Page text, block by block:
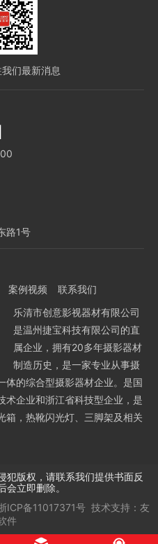
们最新消息
路1号
案例视频
联系我们
乐清市创意影视器材有限公司
是温州捷宝科技有限公司的直
属企业，拥有20多年摄影器材
制造历史，是一家专业从事摄
体的综合型摄影器材企业。是国
术企业和浙江省科技型企业，是
箱，热靴闪光灯、三脚架及相关
犯版权，请联系我们提供书面反
会立即删除。
ICP备11017371号 技术支持： 友
件